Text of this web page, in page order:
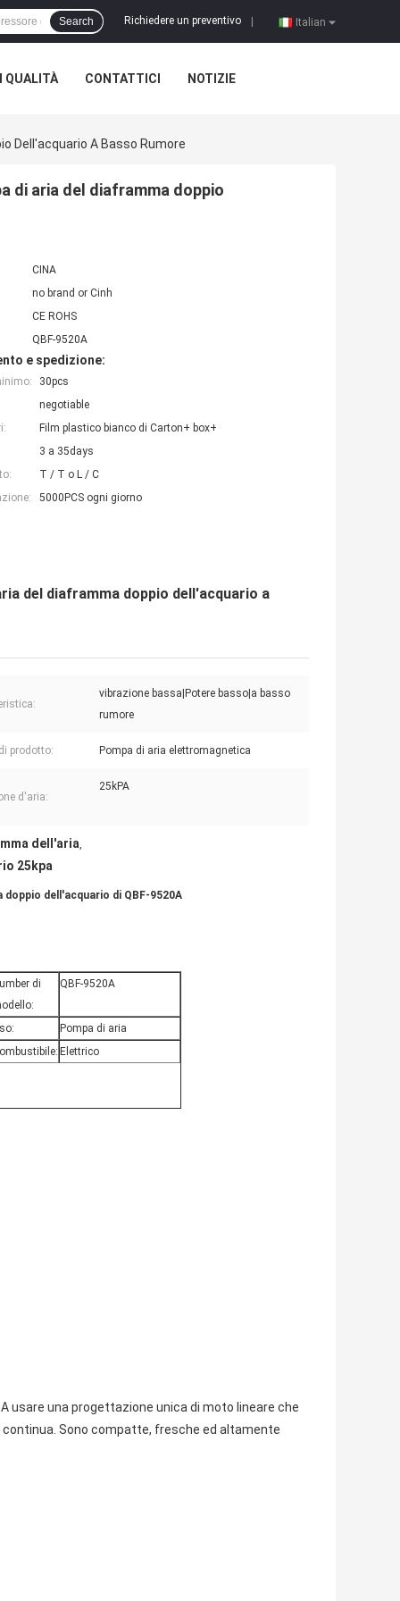
Italian
Richiedere un preventivo
Search
QUALITÀ CONTATTICI NOTIZIE
Dell'acquario A Basso Rumore
di aria del diaframma doppio
CINA
no brand or Cinh
CE ROHS
QBF-9520A
e spedizione:
30pcs
negotiable
Film plastico bianco di Carton+ box+
3 a 35days
T / T o L / C
5000PCS ogni giorno
del diaframma doppio dell'acquario a
vibrazione bassa|Potere basso|a basso
rumore
prodotto: Pompa di aria elettromagnetica
d'aria:
25kPA
dell'aria,
25kpa
dell'acquario di QBF-9520A
di
QBF-9520A
Pompa di aria
Elettrico
usare una progettazione unica di moto lineare che
Sono compatte, fresche ed altamente